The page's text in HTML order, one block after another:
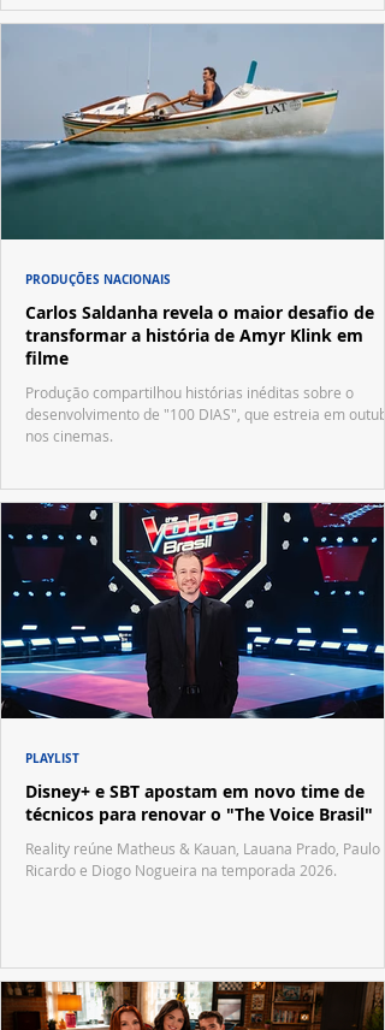
Carlos Saldanha revela o maior desafio de
transformar a história de Amyr Klink em
filme
Produção compartilhou histórias inéditas sobre o
desenvolvimento de "100 DIAS", que estreia em
nos cinemas.
PRODUÇÕES NACIONAIS
Disney+ e SBT apostam em novo time de
técnicos para renovar o "The Voice Brasil"
Reality reúne Matheus & Kauan, Lauana Prado, Paulo
Ricardo e Diogo Nogueira na temporada 2026.
PLAYLIST